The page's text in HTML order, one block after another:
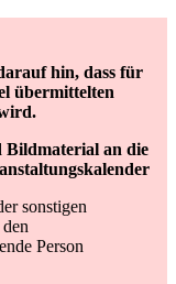
hin, dass für
übermittelten
Bildmaterial an die
sonstigen
Person